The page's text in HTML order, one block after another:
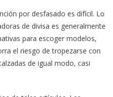
por desfasado es difícil. Lo
de divisa es generalmente
para escoger modelos,
el riesgo de tropezarse con
de igual modo, casi